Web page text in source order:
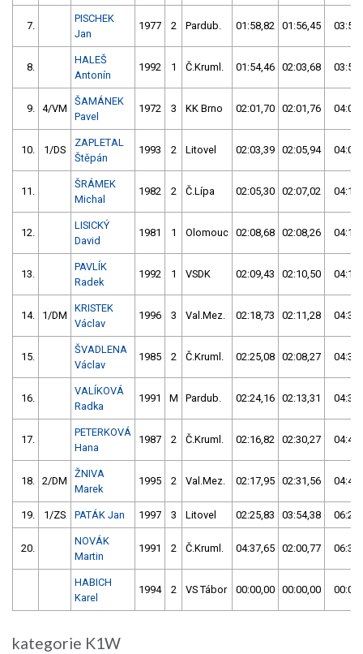
7.
PISCHEK
Jan
1977 2 Pardub. 01:58,82 01:56,45
8.
HALEŠ
Antonín
1992 1 Č.Kruml. 01:54,46 02:03,68
9. 4/VM
ŠAMÁNEK
Pavel
1972 3 KK Brno 02:01,70 02:01,76
10. 1/DS
ZAPLETAL
Štěpán
1993 2 Litovel 02:03,39 02:05,94
11.
ŠRÁMEK
Michal
1982 2 Č.Lípa 02:05,30 02:07,02
12.
LISICKÝ
David
1981 1 Olomouc 02:08,68 02:08,26
13.
PAVLÍK
Radek
1992 1 VSDK 02:09,43 02:10,50
14. 1/DM
KRISTEK
Václav
1996 3 Val.Mez. 02:18,73 02:11,28
15.
ŠVADLENA
Václav
1985 2 Č.Kruml. 02:25,08 02:08,27
16.
VALÍKOVÁ
Radka
1991 M Pardub. 02:24,16 02:13,31
17.
PETERKOVÁ
Hana
1987 2 Č.Kruml. 02:16,82 02:30,27
18. 2/DM
ŽNIVA
Marek
1995 2 Val.Mez. 02:17,95 02:31,56
19. 1/ZS PATÁK Jan 1997 3 Litovel 02:25,83 03:54,38
20.
NOVÁK
Martin
1991 2 Č.Kruml. 04:37,65 02:00,77
HABICH
Karel
1994 2 VS Tábor 00:00,00 00:00,00
kategorie K1W